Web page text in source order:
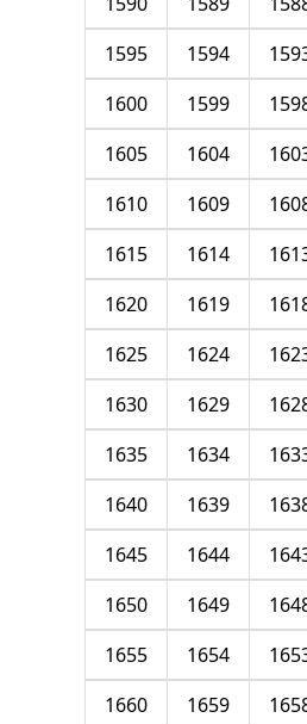
1594
1595
1599
1600
1604
1605
1609
1610
1614
1615
1619
1620
1624
1625
1629
1630
1634
1635
1639
1640
1644
1645
1649
1650
1654
1655
1659
1660